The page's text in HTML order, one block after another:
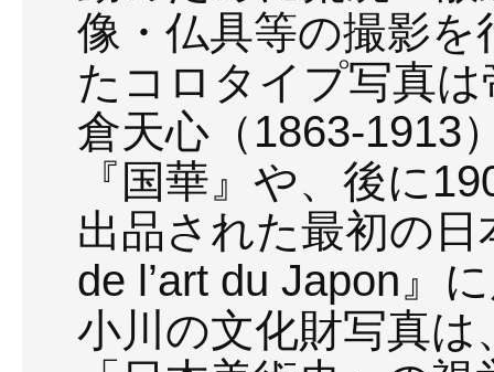
像・仏具等の撮影
たコロタイプ写真
倉天心（1863-1913
『国華』や、後に
出品された最初の
de l’art du Japon』
小川の文化財写真